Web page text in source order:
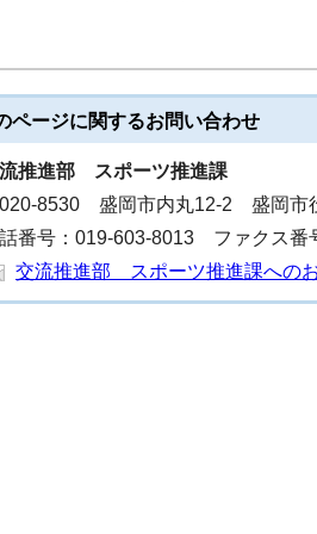
ページに関するお問い合わせ
推進部
スポーツ推進課
8530 盛岡市内丸12-2 盛岡市
番号：019-603-8013 ファクス番
交流推進部 スポーツ推進課への